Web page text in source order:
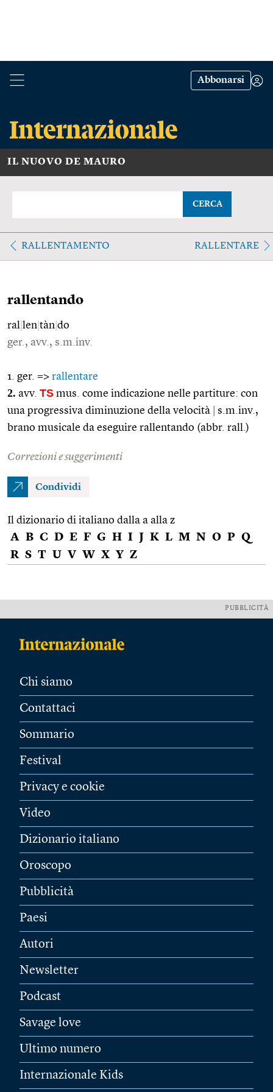
Abbonarsi
IL NUOVO DE MAURO
CERCA
RALLENTAMENTO RALLENTARE
rallentando
ral len tàn do
ger., avv., s.m.inv.
1. ger. => rallentare
2. avv. TS mus. come indicazione nelle partiture: con
una progressiva diminuzione della velocità
s.m.inv.,
brano musicale da eseguire rallentando (abbr. rall.)
Correzioni e suggerimenti
Condividi
Il dizionario di italiano dalla a alla z
A B C D E F G H I J K L M N O P Q
R S T U V W X Y Z
PUBBLICITÀ
Chi siamo
Contattaci
Sommario
Festival
Privacy e cookie
Video
Dizionario italiano
Oroscopo
Pubblicità
Paesi
Autori
Newsletter
Podcast
Savage love
Ultimo numero
Internazionale Kids